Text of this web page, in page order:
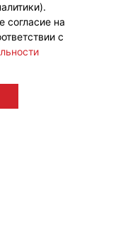
12+
согласие на
с